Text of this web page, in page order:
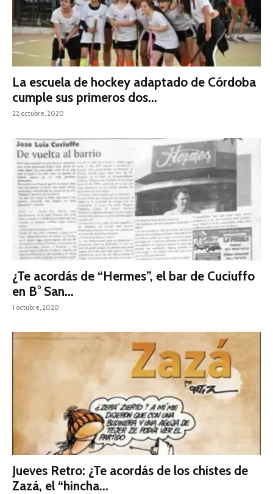
La escuela de hockey adaptado de Córdoba
cumple sus primeros dos...
22 octubre, 2020
¿Te acordás de “Hermes”, el bar de Cuciuffo
en B° San...
1 octubre, 2020
Jueves Retro: ¿Te acordás de los chistes de
Zazá, el “hincha...